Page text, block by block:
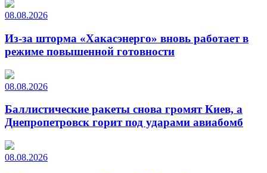
08.08.2026
Из-за шторма «Хакасэнерго» вновь работает в
режиме повышенной готовности
08.08.2026
Баллистические ракеты снова громят Киев, а
Днепропетровск горит под ударами авиабомб
08.08.2026